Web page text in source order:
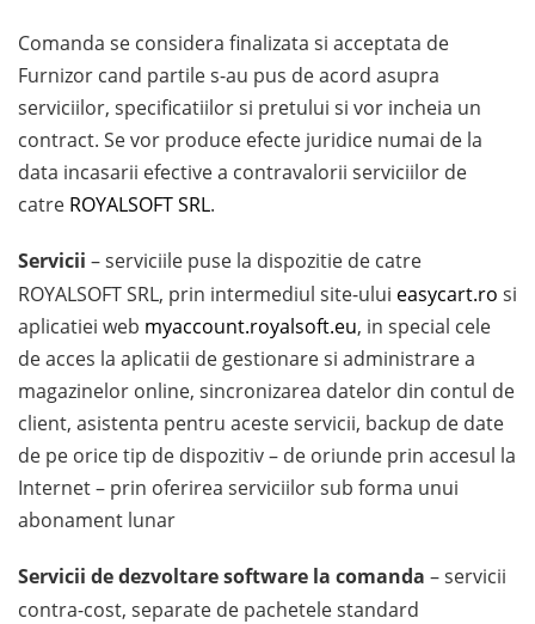
Comanda se considera finalizata si acceptata de
Furnizor cand partile s-au pus de acord asupra
serviciilor, specificatiilor si pretului si vor incheia un
contract. Se vor produce efecte juridice numai de la
data incasarii efective a contravalorii serviciilor de
catre ROYALSOFT SRL.
Servicii – serviciile puse la dispozitie de catre
ROYALSOFT SRL, prin intermediul site-ului easycart.ro si
aplicatiei web myaccount.royalsoft.eu, in special cele
de acces la aplicatii de gestionare si administrare a
magazinelor online, sincronizarea datelor din contul de
client, asistenta pentru aceste servicii, backup de date
de pe orice tip de dispozitiv – de oriunde prin accesul la
Internet – prin oferirea serviciilor sub forma unui
abonament lunar
Servicii de dezvoltare software la comanda – servicii
contra-cost, separate de pachetele standard